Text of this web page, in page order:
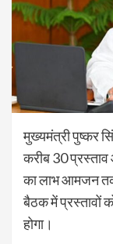
मुख्यमंत्री पुष्कर
करीब 30
का लाभ आमजन
बैठक में प्रस्तावों
होगा।